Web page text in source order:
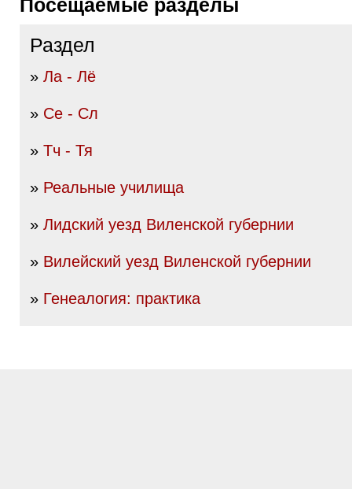
Посещаемые разделы
Раздел
» Ла - Лё
» Се - Сл
» Тч - Тя
» Реальные училища
» Лидский уезд Виленской губернии
» Вилейский уезд Виленской губернии
» Генеалогия: практика